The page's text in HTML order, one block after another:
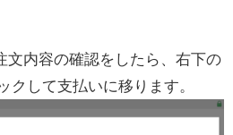
文内容の確認をしたら、右下の
クして支払いに移ります。